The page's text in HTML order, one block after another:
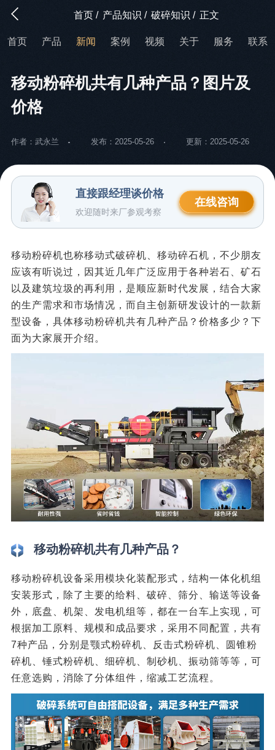
首页 / 产品知识 / 破碎知识 / 正文
首页 产品 新闻 案例 视频 关于 服务 联系
移动粉碎机共有几种产品？图片及
价格
作者：武永兰 发布：2025-05-26 更新：2025-05-26
直接跟经理谈价格
欢迎随时来厂参观考察
在线咨询
移动粉碎机也称移动式破碎机、移动碎石机，不少朋友
应该有听说过，因其近几年广泛应用于各种岩石、矿石
以及建筑垃圾的再利用，是顺应新时代发展，结合大家
的生产需求和市场情况，而自主创新研发设计的一款新
型设备，具体移动粉碎机共有几种产品？价格多少？下
面为大家展开介绍。
移动粉碎机共有几种产品？
移动粉碎机设备采用模块化装配形式，结构一体化机组
安装形式，除了主要的给料、破碎、筛分、输送等设备
外，底盘、机架、发电机组等，都在一台车上实现，可
根据加工原料、规模和成品要求，采用不同配置，共有
7种产品，分别是颚式粉碎机、反击式粉碎机、圆锥粉
碎机、锤式粉碎机、细碎机、制砂机、振动筛等等，可
任意选购，消除了分体组件，缩减工艺流程。